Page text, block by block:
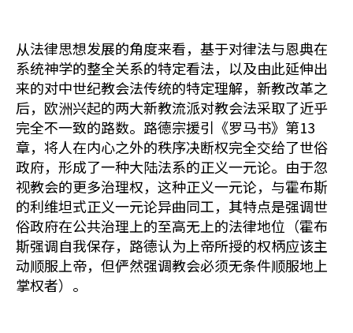
从法律思想发展的角度来看，基于对律法与恩典在
系统神学的整全关系的特定看法，以及由此延伸出
来的对中世纪教会法传统的特定理解，新教改革之
后，欧洲兴起的两大新教流派对教会法采取了近乎
完全不一致的路数。路德宗援引《罗马书》第13
章，将人在内心之外的秩序决断权完全交给了世俗
政府，形成了一种大陆法系的正义一元论。由于忽
视教会的更多治理权，这种正义一元论，与霍布斯
的利维坦式正义一元论异曲同工，其特点是强调世
俗政府在公共治理上的至高无上的法律地位（霍布
斯强调自我保存，路德认为上帝所授的权柄应该主
动顺服上帝，但俨然强调教会必须无条件顺服地上
掌权者）。